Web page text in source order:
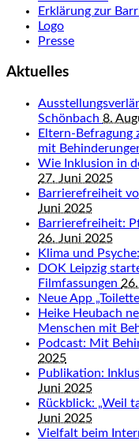
Erklärung zur
Logo
Presse
Aktuelles
Schönbach 8.
Eltern-Befragung
mit
Wie Inklusion in
27. Juni 2025
Barrierefreiheit
Juni 2025
Barrierefreiheit:
26. Juni 2025
Klima und
DOK Leipzig
Filmfassungen
Neue App
Heike Heubach
Menschen mit
Podcast: Mit
2025
Publikation:
Juni 2025
Rückblick: „Weil
Juni 2025
Vielfalt beim